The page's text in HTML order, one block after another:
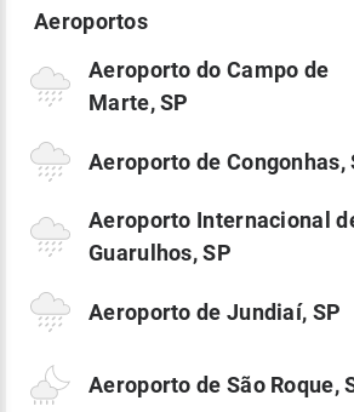
Aeroporto do Campo de
Marte, SP
Aeroporto de Congonhas,
Aeroporto Internacional
Guarulhos, SP
Aeroporto de Jundiaí, SP
Aeroporto de São Roque,